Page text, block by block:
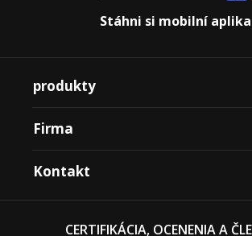
Stáhni si mobilní
produkty
Firma
Kontakt
CERTIFIKÁCIA, OCENENIA A